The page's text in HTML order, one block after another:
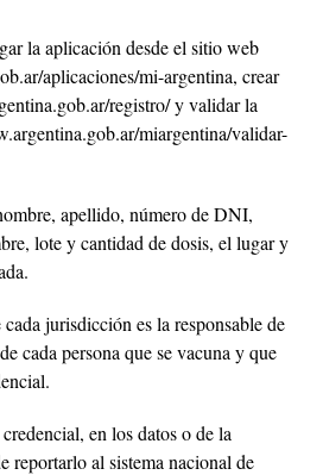
la aplicación desde el sitio web
aplicaciones/mi-argentina, crear
registro/ y validar la
miargentina/validar-
apellido, número de DNI,
lote y cantidad de dosis, el lugar y
jurisdicción es la responsable de
cada persona que se vacuna y que
en los datos o de la
reportarlo al sistema nacional de